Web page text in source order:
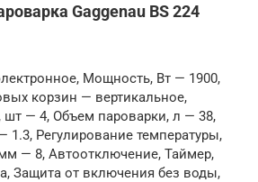
Gaggenau BS 224
Мощность, Вт — 1900,
корзин — вертикальное,
шт — 4, Объем пароварки, л — 38,
Регулирование температуры,
— 8, Автоотключение, Таймер,
Защита от включения без воды,